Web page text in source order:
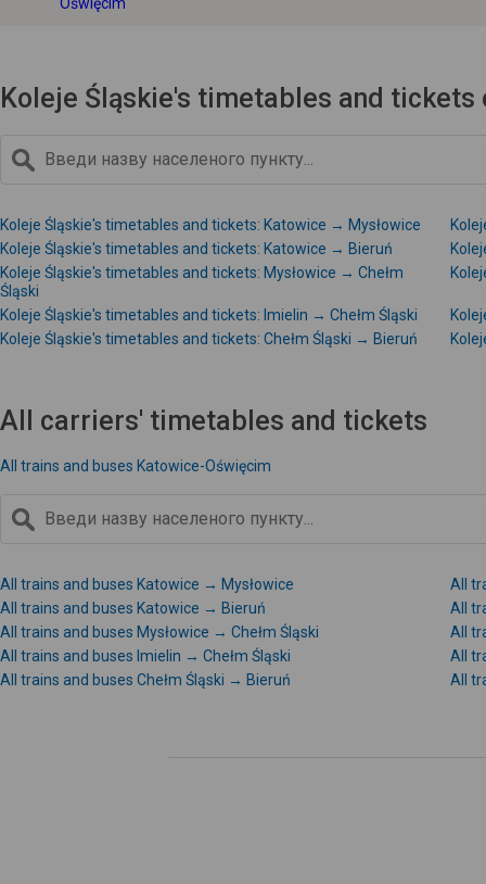
Koleje Śląskie's timetables and
Koleje Śląskie's timetables and tickets: Katowice → Mysłowice
Koleje Śląskie's timetables and tickets: Katowice → Bieruń
Koleje Śląskie's timetables and tickets: Mysłowice → Chełm
Śląski
Koleje Śląskie's timetables and tickets: Imielin → Chełm Śląski
Koleje Śląskie's timetables and tickets: Chełm Śląski → Bieruń
All carriers' timetables and tickets
All trains and buses Katowice-Oświęcim
All trains and buses Katowice → Mysłowice
All
All trains and buses Katowice → Bieruń
All
All trains and buses Mysłowice → Chełm Śląski
All
All trains and buses Imielin → Chełm Śląski
All
All trains and buses Chełm Śląski → Bieruń
All